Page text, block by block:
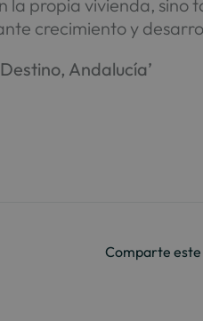
propia vivienda, sino
crecimiento y
Andalucía’
Comparte